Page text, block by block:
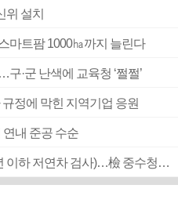
위 설치
마트팜 1000㏊까지 늘린다
·군 난색에 교육청 ‘쩔쩔’
정에 막힌 지역기업 응원
연내 준공 수순
■ 검사 신분 버리고 직급하향(10년 이하 저연차 검사)…檢 중수청행 기피